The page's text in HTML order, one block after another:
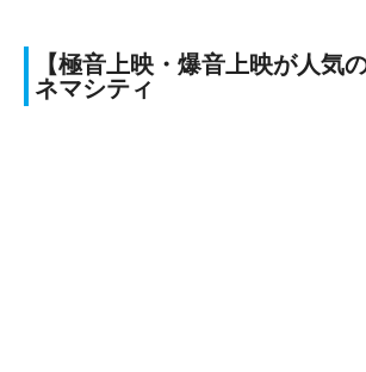
【極音上映・爆音上映が人気
ネマシティ